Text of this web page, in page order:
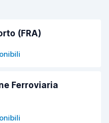
(FRA)
Ferroviaria